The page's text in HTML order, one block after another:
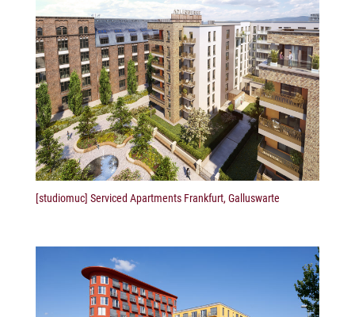
[studiomuc] Serviced Apartments Frankfurt, Galluswarte